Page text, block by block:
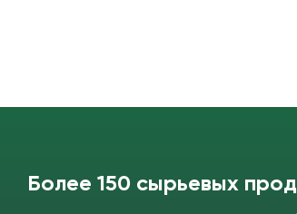
Более 150 сырьевых